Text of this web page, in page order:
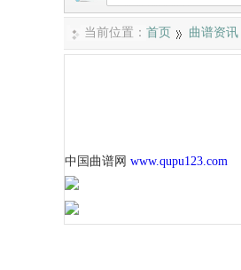
当前位置： 首页 曲谱资讯
中国曲谱网 www.qupu123.com